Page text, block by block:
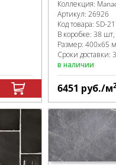
Коллекция:
Артикул: 26926
Код товара: SD-
В коробке: 38
Размер: 400x65
Сроки доставки:
в наличии
6451 руб./м